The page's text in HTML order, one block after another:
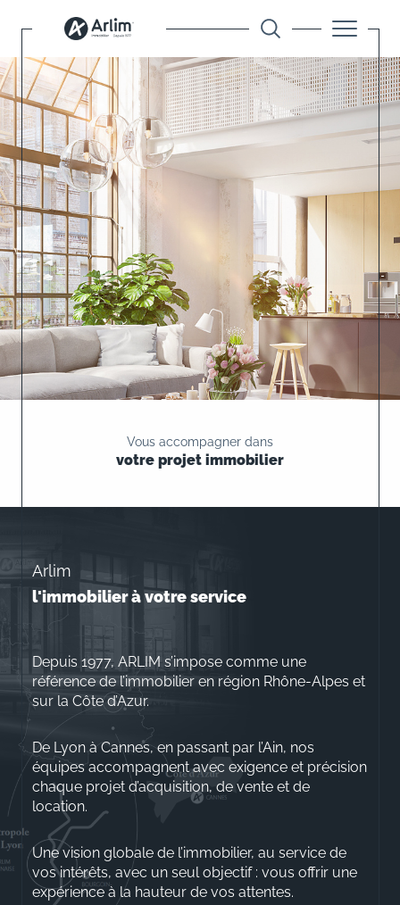
Vous accompagner dans
votre projet immobilier
Arlim
l'immobilier à votre service
Depuis 1977, ARLIM s’impose comme une
référence de l’immobilier en région Rhône-Alpes et
sur la Côte d’Azur.
De Lyon à Cannes, en passant par l’Ain, nos
équipes accompagnent avec exigence et précision
chaque projet d’acquisition, de vente et de
location.
Une vision globale de l’immobilier, au service de
vos intérêts, avec un seul objectif : vous offrir une
expérience à la hauteur de vos attentes.